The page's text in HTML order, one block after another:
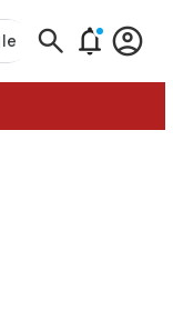
  